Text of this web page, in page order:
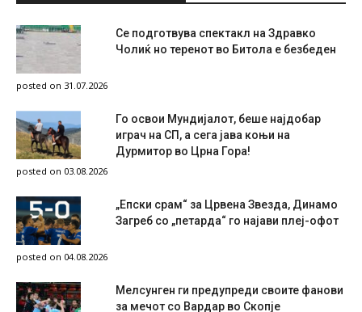
Се подготвува спектакл на Здравко
Чолиќ но теренот во Битола е безбеден
posted on 31.07.2026
Го освои Мундијалот, беше најдобар
играч на СП, а сега јава коњи на
Дурмитор во Црна Гора!
posted on 03.08.2026
„Епски срам“ за Црвена Звезда, Динамо
Загреб со „петарда“ го најави плеј-офот
posted on 04.08.2026
Мелсунген ги предупреди своите фанови
за мечот со Вардар во Скопје